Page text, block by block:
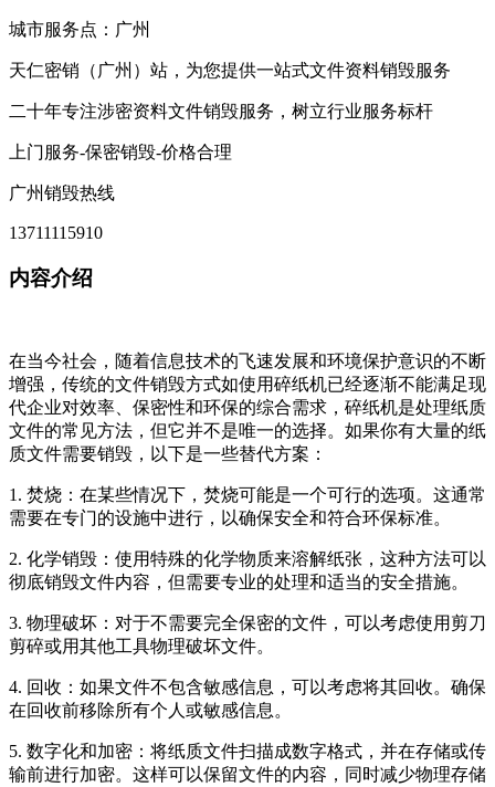
城市服务点：广州
天仁密销（广州）站，为您提供一站式文件资料销毁服务
二十年专注涉密资料文件销毁服务，树立行业服务标杆
上门服务-保密销毁-价格合理
广州销毁热线
13711115910
内容介绍
在当今社会，随着信息技术的飞速发展和环境保护意识的不断
增强，传统的文件销毁方式如使用碎纸机已经逐渐不能满足现
代企业对效率、保密性和环保的综合需求，碎纸机是处理纸质
文件的常见方法，但它并不是唯一的选择。如果你有大量的纸
质文件需要销毁，以下是一些替代方案：
1. 焚烧：在某些情况下，焚烧可能是一个可行的选项。这通常
需要在专门的设施中进行，以确保安全和符合环保标准。
2. 化学销毁：使用特殊的化学物质来溶解纸张，这种方法可以
彻底销毁文件内容，但需要专业的处理和适当的安全措施。
3. 物理破坏：对于不需要完全保密的文件，可以考虑使用剪刀
剪碎或用其他工具物理破坏文件。
4. 回收：如果文件不包含敏感信息，可以考虑将其回收。确保
在回收前移除所有个人或敏感信息。
5. 数字化和加密：将纸质文件扫描成数字格式，并在存储或传
输前进行加密。这样可以保留文件的内容，同时减少物理存储